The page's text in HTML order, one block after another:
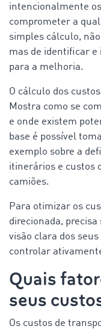
intencionalmente
comprometer a
simples cálculo,
mas de identificar
para a melhoria.
O cálculo dos
Mostra como se
e onde existem
base é possível
exemplo sobre a
itinerários e custos
camiões.
Para otimizar os
direcionada,
visão clara dos
controlar
Quais
seus
Os custos de